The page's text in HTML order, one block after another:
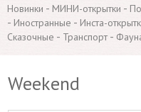
Новинки - МИНИ-открытки -
- Иностранные - Инста-
Сказочные - Транспорт -
Weekend